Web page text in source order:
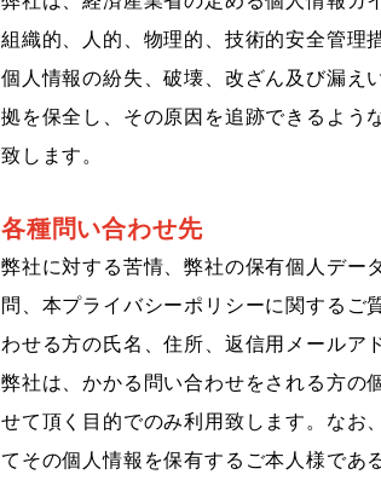
組織的、人的、物理的、技術的安全管理
個人情報の紛失、破壊、改ざん及び漏え
拠を保全し、その原因を追跡できるよう
致します。
各種問い合わせ先
弊社に対する苦情、弊社の保有個人デー
問、本プライバシーポリシーに関するご
わせる方の氏名、住所、返信用メールア
弊社は、かかる問い合わせをされる方の
せて頂く目的でのみ利用致します。なお
てその個人情報を保有するご本人様であ